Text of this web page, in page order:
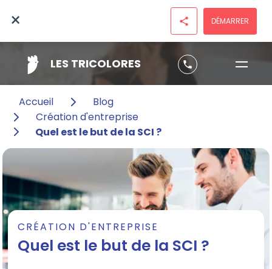
LES TRICOLORES phone
× share DÉMARRER
Accueil
Blog
Création d'entreprise
Quel est le but de la SCI ?
CRÉATION D'ENTREPRISE
Quel est le but de la SCI ?